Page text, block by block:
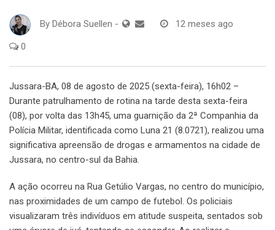
By Débora Suellen - 12 meses ago
0
Jussara-BA, 08 de agosto de 2025 (sexta-feira), 16h02 –
Durante patrulhamento de rotina na tarde desta sexta-feira
(08), por volta das 13h45, uma guarnição da 2ª Companhia da
Polícia Militar, identificada como Luna 21 (8.0721), realizou uma
significativa apreensão de drogas e armamentos na cidade de
Jussara, no centro-sul da Bahia.
A ação ocorreu na Rua Getúlio Vargas, no centro do município,
nas proximidades de um campo de futebol. Os policiais
visualizaram três indivíduos em atitude suspeita, sentados sob